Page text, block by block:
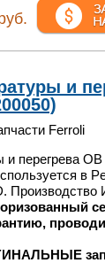
и
Ferroli
и перегрева
в
Производство